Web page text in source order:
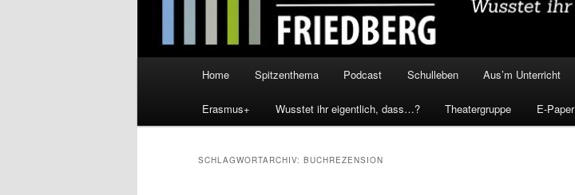
Home Spitzenthema Podcast Schulleben Aus’m Unterricht
Erasmus+ Wusstet ihr eigentlich, dass…? Theatergruppe E-Paper
SCHLAGWORTARCHIV: BUCHREZENSION